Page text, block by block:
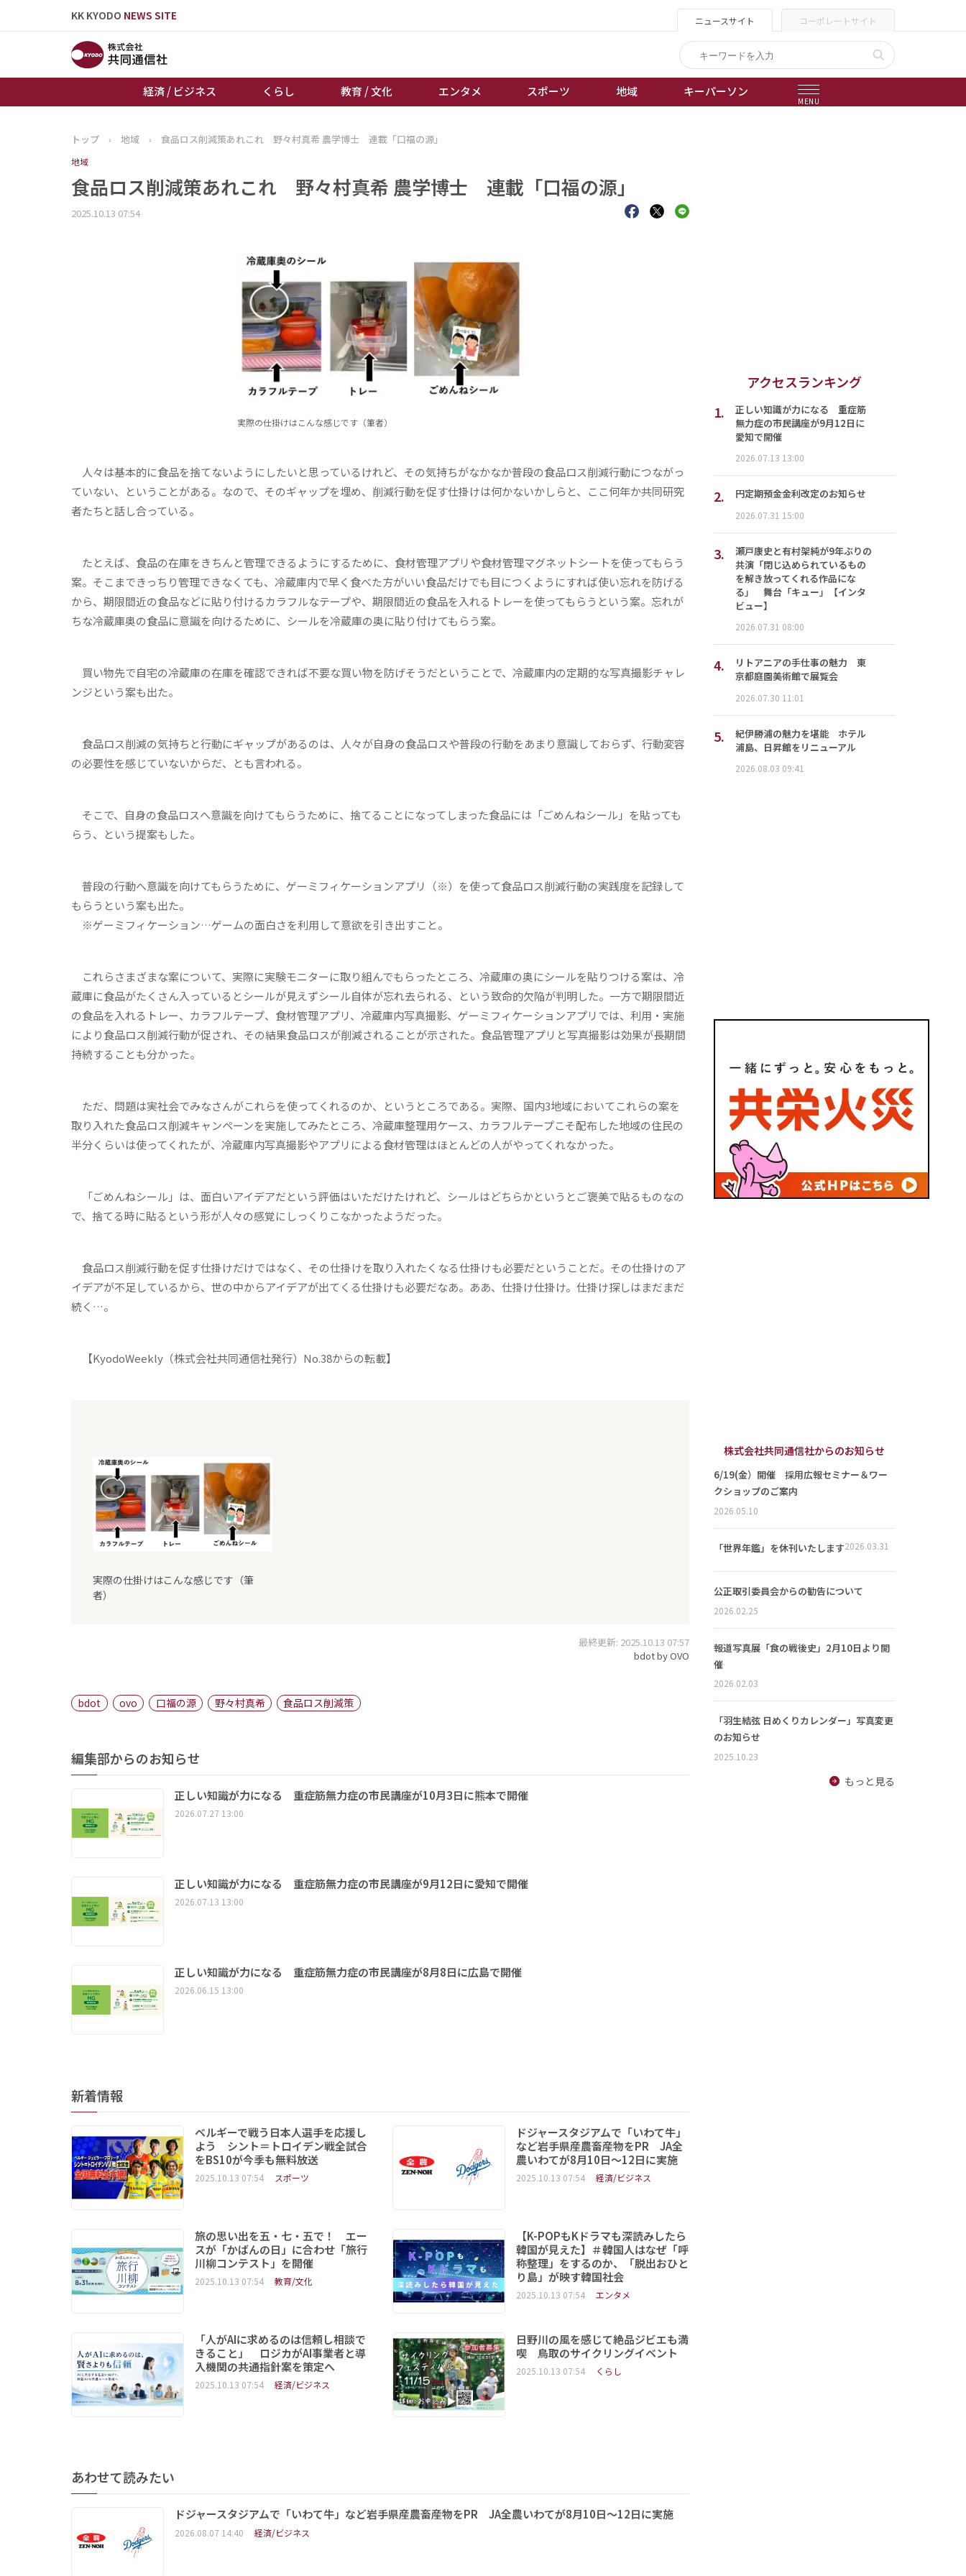
KK KYODO NEWS SITE ニュースサイト コーポレートサイト
経済 / ビジネス くらし 教育 / 文化 エンタメ スポーツ 地域 キーパーソン
MENU
トップページ
経済 / ビジネス
教育 / 文化
キーパーソン
オートレース
トップ › 地域 › 食品ロス削減策あれこれ 野々村真希 農学博士 連載「口福の源」
地域
食品ロス削減策あれこれ 野々村真希 農学博士 連載「口福の源」
2025.10.13 07:54
実際の仕掛けはこんな感じです（筆者）
人々は基本的に食品を捨てないようにしたいと思っているけれど、その気持ちがなかなか普段の食品ロス削減行動につながっ
ていない、ということがある。なので、そのギャップを埋め、削減行動を促す仕掛けは何かないかしらと、ここ何年か共同研究
者たちと話し合っている。
たとえば、食品の在庫をきちんと管理できるようにするために、食材管理アプリや食材管理マグネットシートを使ってもらう
案。そこまできっちり管理できなくても、冷蔵庫内で早く食べた方がいい食品だけでも目につくようにすれば使い忘れを防げる
から、期限間近の食品などに貼り付けるカラフルなテープや、期限間近の食品を入れるトレーを使ってもらうという案。忘れが
ちな冷蔵庫奥の食品に意識を向けるために、シールを冷蔵庫の奥に貼り付けてもらう案。
買い物先で自宅の冷蔵庫の在庫を確認できれば不要な買い物を防げそうだということで、冷蔵庫内の定期的な写真撮影チャレ
ンジという案も出た。
食品ロス削減の気持ちと行動にギャップがあるのは、人々が自身の食品ロスや普段の行動をあまり意識しておらず、行動変容
の必要性を感じていないからだ、とも言われる。
そこで、自身の食品ロスへ意識を向けてもらうために、捨てることになってしまった食品には「ごめんねシール」を貼っても
らう、という提案もした。
普段の行動へ意識を向けてもらうために、ゲーミフィケーションアプリ（※）を使って食品ロス削減行動の実践度を記録して
もらうという案も出た。
※ゲーミフィケーション…ゲームの面白さを利用して意欲を引き出すこと。
これらさまざまな案について、実際に実験モニターに取り組んでもらったところ、冷蔵庫の奥にシールを貼りつける案は、冷
蔵庫に食品がたくさん入っているとシールが見えずシール自体が忘れ去られる、という致命的欠陥が判明した。一方で期限間近
の食品を入れるトレー、カラフルテープ、食材管理アプリ、冷蔵庫内写真撮影、ゲーミフィケーションアプリでは、利用・実施
により食品ロス削減行動が促され、その結果食品ロスが削減されることが示された。食品管理アプリと写真撮影は効果が長期間
持続することも分かった。
ただ、問題は実社会でみなさんがこれらを使ってくれるのか、というところである。実際、国内3地域においてこれらの案を
取り入れた食品ロス削減キャンペーンを実施してみたところ、冷蔵庫整理用ケース、カラフルテープこそ配布した地域の住民の
半分くらいは使ってくれたが、冷蔵庫内写真撮影やアプリによる食材管理はほとんどの人がやってくれなかった。
「ごめんねシール」は、面白いアイデアだという評価はいただけたけれど、シールはどちらかというとご褒美で貼るものなの
で、捨てる時に貼るという形が人々の感覚にしっくりこなかったようだった。
食品ロス削減行動を促す仕掛けだけではなく、その仕掛けを取り入れたくなる仕掛けも必要だということだ。その仕掛けのア
イデアが不足しているから、世の中からアイデアが出てくる仕掛けも必要だなあ。ああ、仕掛け仕掛け。仕掛け探しはまだまだ
続く…。
【KyodoWeekly（株式会社共同通信社発行）No.38からの転載】
実際の仕掛けはこんな感じです（筆
者）
最終更新: 2025.10.13 07:57
bdot by OVO
bdot ovo 口福の源 野々村真希 食品ロス削減策
編集部からのお知らせ
正しい知識が力になる 重症筋無力症の市民講座が10月3日に熊本で開催
2026.07.27 13:00
正しい知識が力になる 重症筋無力症の市民講座が9月12日に愛知で開催
2026.07.13 13:00
正しい知識が力になる 重症筋無力症の市民講座が8月8日に広島で開催
2026.06.15 13:00
新着情報
ベルギーで戦う日本人選手を応援し
よう シント＝トロイデン戦全試合
をBS10が今季も無料放送
2025.10.13 07:54 スポーツ
ドジャースタジアムで「いわて牛」
など岩手県産農畜産物をPR JA全
農いわてが8月10日～12日に実施
2025.10.13 07:54 経済/ビジネス
旅の思い出を五・七・五で！ エー
スが「かばんの日」に合わせ「旅行
川柳コンテスト」を開催
2025.10.13 07:54 教育/文化
【K-POPもKドラマも深読みしたら
韓国が見えた】＃韓国人はなぜ「呼
称整理」をするのか、「脱出おひと
り島」が映す韓国社会
2025.10.13 07:54 エンタメ
「人がAIに求めるのは信頼し相談で
きること」 ロジカがAI事業者と導
入機関の共通指針案を策定へ
2025.10.13 07:54 経済/ビジネス
日野川の風を感じて絶品ジビエも満
喫 鳥取のサイクリングイベント
2025.10.13 07:54 くらし
あわせて読みたい
ドジャースタジアムで「いわて牛」など岩手県産農畜産物をPR JA全農いわてが8月10日～12日に実施
2026.08.07 14:40 経済/ビジネス
アクセスランキング
1.
正しい知識が力になる 重症筋
無力症の市民講座が9月12日に
愛知で開催
2026.07.13 13:00
2. 円定期預金金利改定のお知らせ
2026.07.31 15:00
3.
瀬戸康史と有村架純が9年ぶりの
共演「閉じ込められているもの
を解き放ってくれる作品にな
る」 舞台「キュー」【インタ
ビュー】
2026.07.31 08:00
4.
リトアニアの手仕事の魅力 東
京都庭園美術館で展覧会
2026.07.30 11:01
5.
紀伊勝浦の魅力を堪能 ホテル
浦島、日昇館をリニューアル
2026.08.03 09:41
株式会社共同通信社からのお知らせ
6/19(金）開催 採用広報セミナー＆ワー
クショップのご案内
2026.05.10
「世界年鑑」を休刊いたします2026.03.31
公正取引委員会からの勧告について
2026.02.25
報道写真展「食の戦後史」2月10日より開
催
2026.02.03
「羽生結弦 日めくりカレンダー」写真変更
のお知らせ
2025.10.23
もっと見る